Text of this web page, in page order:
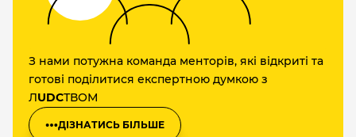
З нами потужна команда менторів, які відкриті та
готові поділитися експертною думкою з
ЛUDCТВОМ
ДІЗНАТИСЬ БІЛЬШЕ